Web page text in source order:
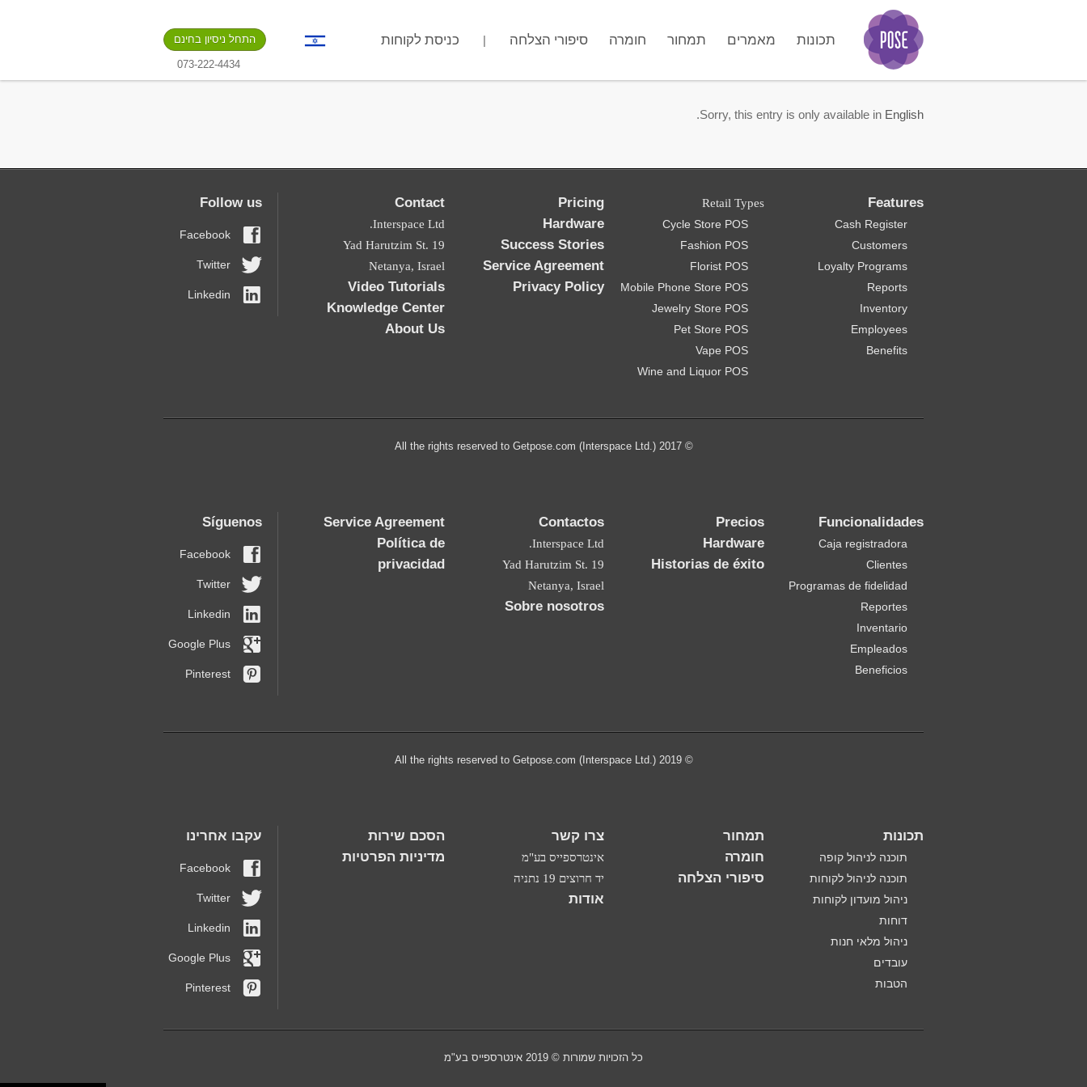
מה שם החנות שלך? .gotpose.com GO תכונות מאמרים תמחור חומרה סיפורי הצלחה | כניסת לקוחות התחל ניסיון בחינם
073-222-4434
Sorry, this entry is only available in English
.
Features
Cash Register
Customers
Loyalty Programs
Reports
Inventory
Employees
Benefits
Retail Types
Cycle Store POS
Fashion POS
Florist POS
Mobile Phone Store POS
Jewelry Store POS
Pet Store POS
Vape POS
Wine and Liquor POS
Pricing
Hardware
Success Stories
Service Agreement
Privacy Policy
Contact
Interspace Ltd.
19 Yad Harutzim St.
Netanya, Israel
Video Tutorials
Knowledge Center
About Us
Follow us
Facebook
Twitter
Linkedin
© 2017 All the rights reserved to Getpose.com (Interspace Ltd.)
Funcionalidades
Caja registradora
Clientes
Programas de fidelidad
Reportes
Inventario
Empleados
Beneficios
Precios
Hardware
Historias de éxito
Contactos
Interspace Ltd.
19 Yad Harutzim St.
Netanya, Israel
Sobre nosotros
Service Agreement
Política de
privacidad
Síguenos
Facebook
Twitter
Linkedin
Google Plus
Pinterest
© 2019 All the rights reserved to Getpose.com (Interspace Ltd.)
תכונות
תוכנה לניהול קופה
תוכנה לניהול לקוחות
ניהול מועדון לקוחות
דוחות
ניהול מלאי חנות
עובדים
הטבות
תמחור
חומרה
סיפורי הצלחה
צרו קשר
אינטרספייס בע"מ
יד חרוצים 19 נתניה
אודות
הסכם שירות
מדיניות הפרטיות
עקבו אחרינו
Facebook
Twitter
Linkedin
Google Plus
Pinterest
כל הזכויות שמורות © 2019 אינטרספייס בע"מ